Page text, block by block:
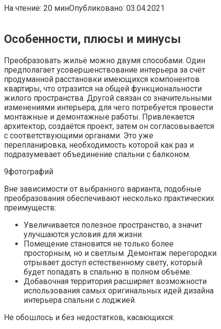
На чтение: 20 минОпубликовано: 03.04.2021
Особенности, плюсы и минусы
Преобразовать жильё можно двумя способами. Один
предполагает усовершенствование интерьера за счёт
продуманной расстановки имеющихся компонентов
квартиры, что отразится на общей функциональности
жилого пространства. Другой связан со значительными
изменениями интерьера, для чего потребуется провести
монтажные и демонтажные работы. Привлекается
архитектор, создаётся проект, затем он согласовывается
с соответствующими органами. Это уже
перепланировка, необходимость которой как раз и
подразумевает объединение спальни с балконом.
9фотографий
Вне зависимости от выбранного варианта, подобные
преобразования обеспечивают несколько практических
преимуществ:
Увеличивается полезное пространство, а значит
улучшаются условия для жизни.
Помещение становится не только более
просторным, но и светлым. Демонтаж перегородки
отрывает доступ естественному свету, который
будет попадать в спальню в полном объёме.
Добавочная территория расширяет возможности
использования самых оригинальных идей дизайна
интерьера спальни с лоджией.
Не обошлось и без недостатков, касающихся: